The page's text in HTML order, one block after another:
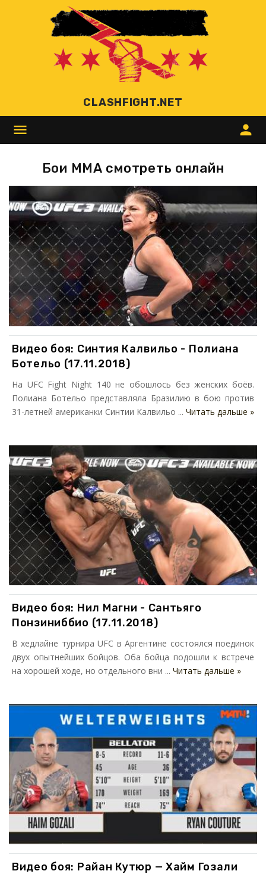
CLASHFIGHT.NET
menu person
Бои ММА смотреть онлайн
Видео боя: Синтия Калвильо - Полиана
Ботельо (17.11.2018)
На UFC Fight Night 140 не обошлось без женских боёв.
Полиана Ботельо представляла Бразилию в бою против
31-летней американки Синтии Калвильо ... Читать дальше »
Видео боя: Нил Магни - Сантьяго
Понзиниббио (17.11.2018)
В хедлайне турнира UFC в Аргентине состоялся поединок
двух опытнейших бойцов. Оба бойца подошли к встрече
на хорошей ходе, но отдельного вни ... Читать дальше »
Видео боя: Райан Кутюр — Хайм Гозали